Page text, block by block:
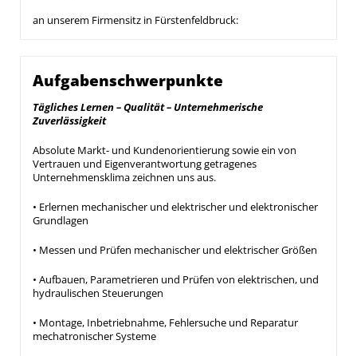
an unserem Firmensitz in Fürstenfeldbruck:
Aufgabenschwerpunkte
Tägliches Lernen – Qualität – Unternehmerische
Zuverlässigkeit
Absolute Markt- und Kundenorientierung sowie ein von
Vertrauen und Eigenverantwortung getragenes
Unternehmensklima zeichnen uns aus.
• Erlernen mechanischer und elektrischer und elektronischer
Grundlagen
• Messen und Prüfen mechanischer und elektrischer Größen
• Aufbauen, Parametrieren und Prüfen von elektrischen, und
hydraulischen Steuerungen
• Montage, Inbetriebnahme, Fehlersuche und Reparatur
mechatronischer Systeme